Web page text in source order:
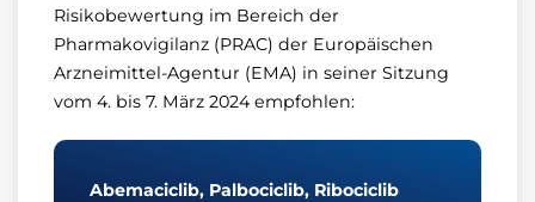
Risikobewertung im Bereich der
Pharmakovigilanz (PRAC) der Europäischen
Arzneimittel-Agentur (EMA) in seiner Sitzung
vom 4. bis 7. März 2024 empfohlen:
Abemaciclib, Palbociclib, Ribociclib